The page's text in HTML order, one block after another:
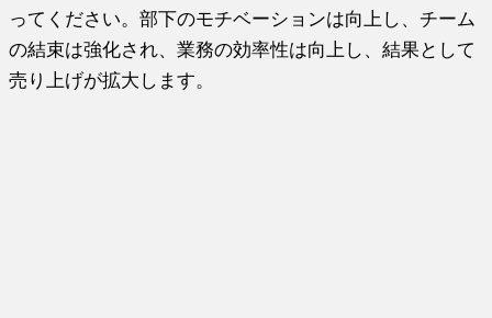
ってください。部下のモチベーションは向上し、チーム
の結束は強化され、業務の効率性は向上し、結果として
売り上げが拡大します。